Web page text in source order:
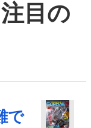
目の
で